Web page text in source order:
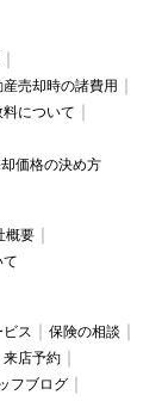
産売却時の諸費用
について
価格の決め方
概要
ス
保険の相談
来店予約
フブログ